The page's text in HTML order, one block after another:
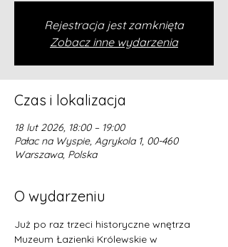
Rejestracja jest zamknięta
Zobacz inne wydarzenia
Czas i lokalizacja
18 lut 2026, 18:00 – 19:00
Pałac na Wyspie, Agrykola 1, 00-460
Warszawa, Polska
O wydarzeniu
Już po raz trzeci historyczne wnętrza
Muzeum Łazienki Królewskie w